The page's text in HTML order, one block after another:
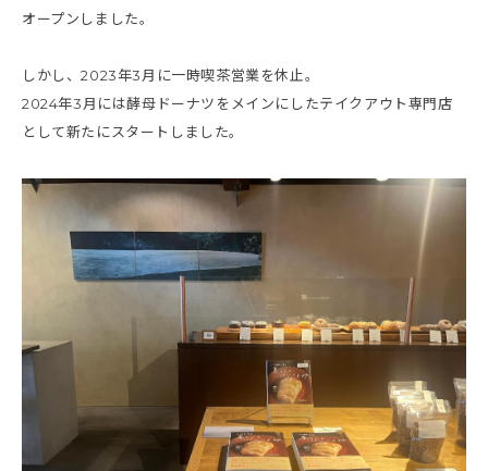
オープンしました。
しかし、2023年3月に一時喫茶営業を休止。
2024年3月には酵母ドーナツをメインにしたテイクアウト専門店
として新たにスタートしました。